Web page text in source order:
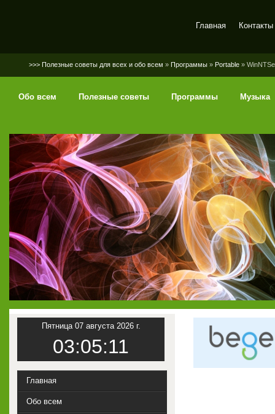
Главная Контакты
>>> Полезные советы для всех и обо всем » Программы » Portable »
Обо всем Полезные советы Программы Музыка
Пятница 07 августа 2026 г.
03:05:12
Главная
Обо всем